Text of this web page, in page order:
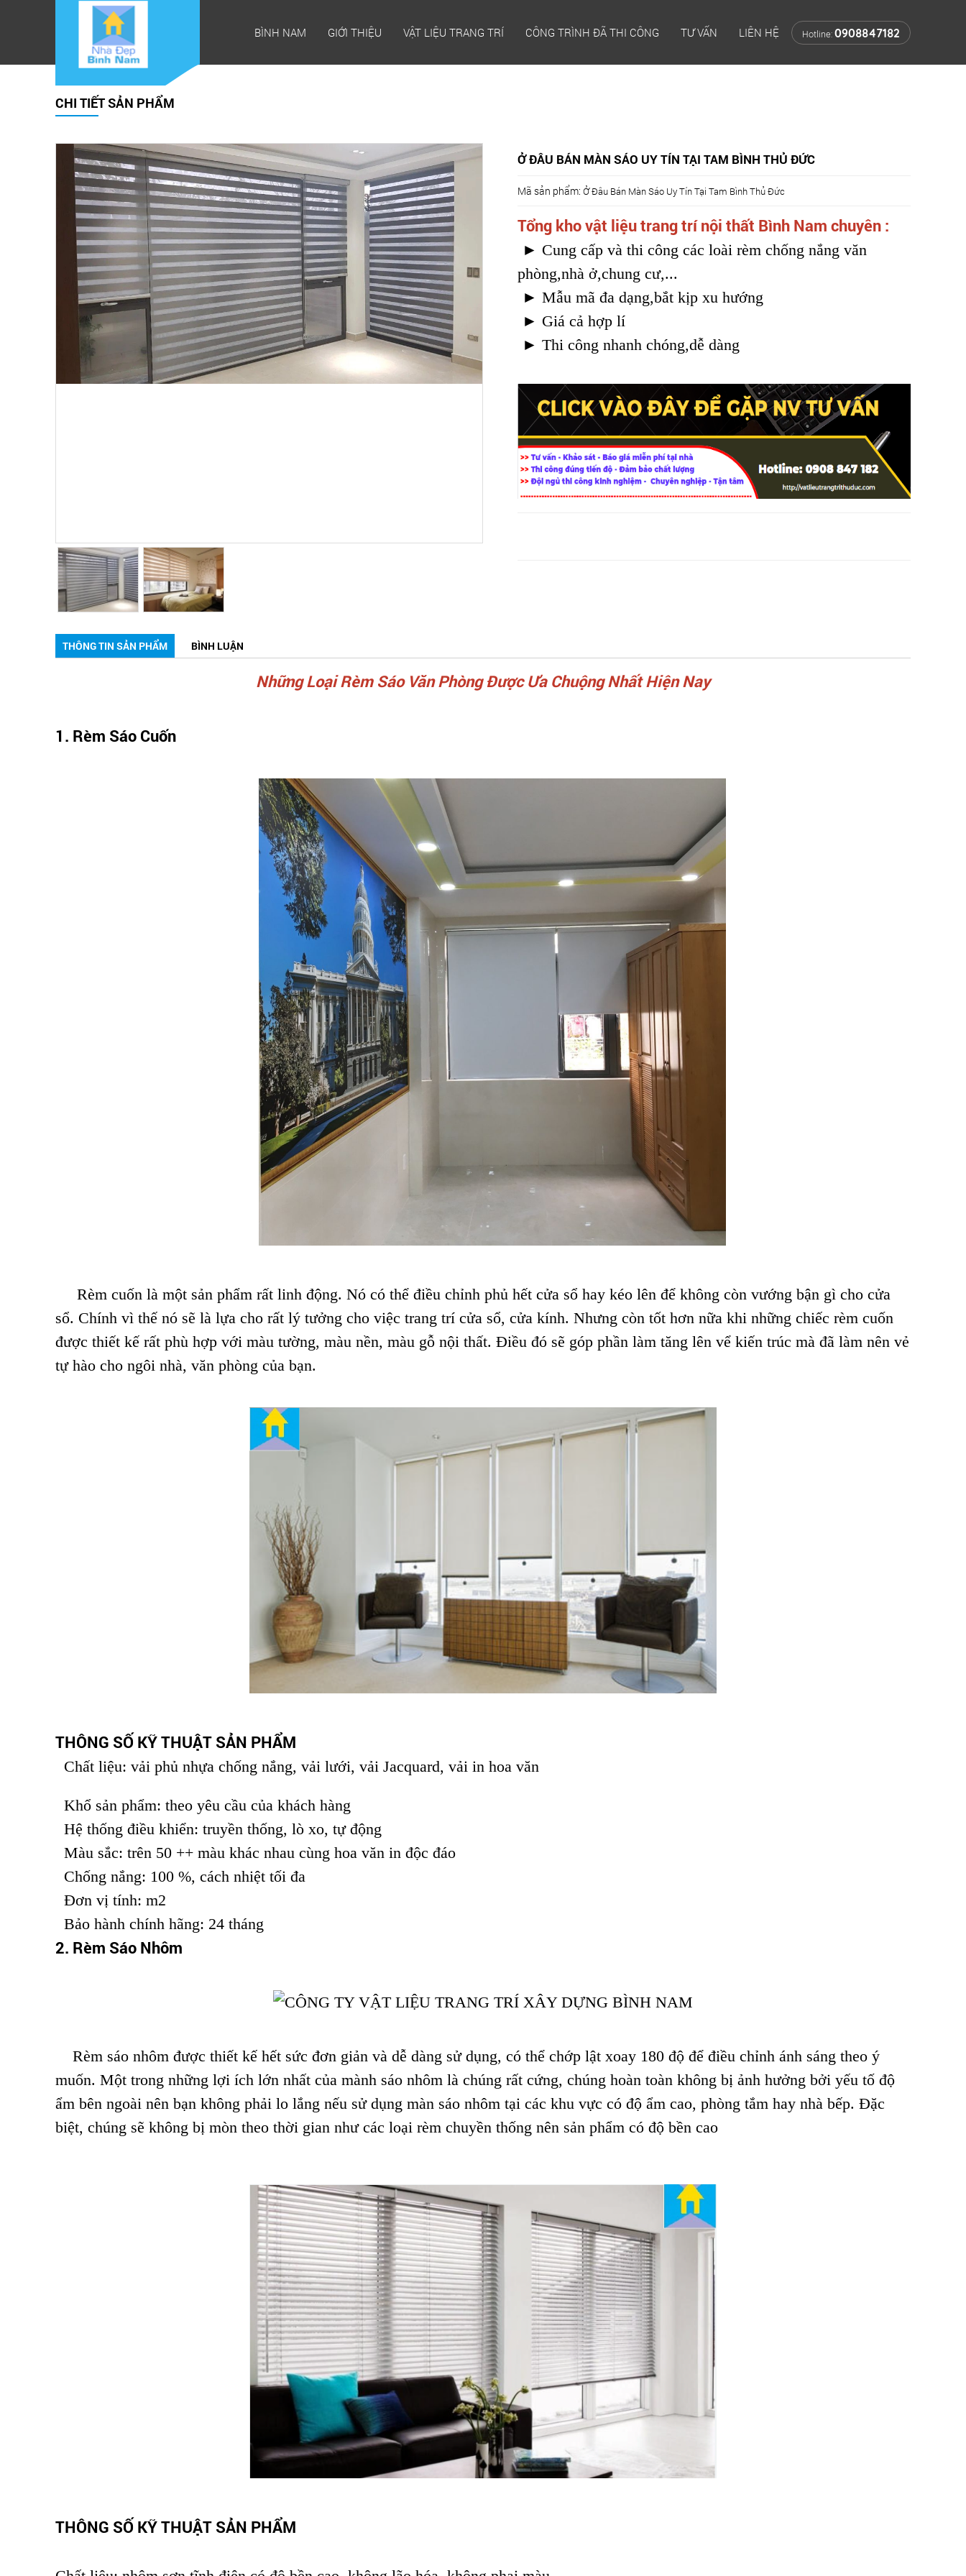
BÌNH NAM GIỚI THIỆU VẬT LIỆU TRANG TRÍ CÔNG TRÌNH ĐÃ THI CÔNG TƯ VẤN LIÊN HỆ Hotline: 0908847182
CHI TIẾT SẢN PHẨM
Ở ĐÂU BÁN MÀN SÁO UY TÍN TẠI TAM BÌNH THỦ ĐỨC
Mã sản phẩm: Ở Đâu Bán Màn Sáo Uy Tín Tại Tam Bình Thủ Đức
Tổng kho vật liệu trang trí nội thất Bình Nam chuyên :
► Cung cấp và thi công các loài rèm chống nắng văn
phòng,nhà ở,chung cư,...
► Mẫu mã đa dạng,bắt kịp xu hướng
► Giá cả hợp lí
► Thi công nhanh chóng,dễ dàng
THÔNG TIN SẢN PHẨM BÌNH LUẬN
Những Loại Rèm Sáo Văn Phòng Được Ưa Chuộng Nhất Hiện Nay
1. Rèm Sáo Cuốn
Rèm cuốn là một sản phẩm rất linh động. Nó có thể điều chỉnh phủ hết cửa sổ hay kéo lên để không còn vướng bận gì cho cửa
sổ. Chính vì thế nó sẽ là lựa cho rất lý tưởng cho việc trang trí cửa sổ, cửa kính. Nhưng còn tốt hơn nữa khi những chiếc rèm cuốn
được thiết kế rất phù hợp với màu tường, màu nền, màu gỗ nội thất. Điều đó sẽ góp phần làm tăng lên vể kiến trúc mà đã làm nên vẻ
tự hào cho ngôi nhà, văn phòng của bạn.
THÔNG SỐ KỸ THUẬT SẢN PHẨM
Chất liệu: vải phủ nhựa chống nắng, vải lưới, vải Jacquard, vải in hoa văn
Khổ sản phẩm: theo yêu cầu của khách hàng
Hệ thống điều khiển: truyền thống, lò xo, tự động
Màu sắc: trên 50 ++ màu khác nhau cùng hoa văn in độc đáo
Chống nắng: 100 %, cách nhiệt tối đa
Đơn vị tính: m2
Bảo hành chính hãng: 24 tháng
2. Rèm Sáo Nhôm
Rèm sáo nhôm được thiết kế hết sức đơn giản và dễ dàng sử dụng, có thể chớp lật xoay 180 độ để điều chỉnh ánh sáng theo ý
muốn. Một trong những lợi ích lớn nhất của mành sáo nhôm là chúng rất cứng, chúng hoàn toàn không bị ảnh hưởng bởi yếu tố độ
ẩm bên ngoài nên bạn không phải lo lắng nếu sử dụng màn sáo nhôm tại các khu vực có độ ẩm cao, phòng tắm hay nhà bếp. Đặc
biệt, chúng sẽ không bị mòn theo thời gian như các loại rèm chuyền thống nên sản phẩm có độ bền cao
THÔNG SỐ KỸ THUẬT SẢN PHẨM